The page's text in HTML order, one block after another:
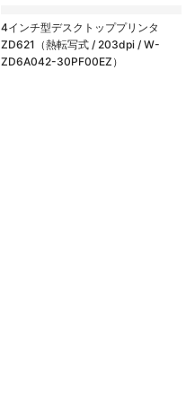
4インチ型デスクトッププリンタ
ZD621（熱転写式 / 203dpi / W-
ZD6A042-30PF00EZ）